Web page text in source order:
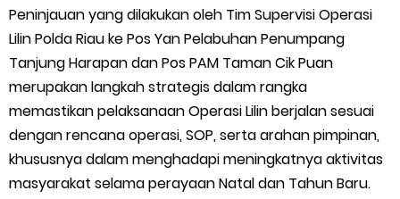
Peninjauan yang dilakukan oleh Tim Supervisi Operasi
Lilin Polda Riau ke Pos Yan Pelabuhan Penumpang
Tanjung Harapan dan Pos PAM Taman Cik Puan
merupakan langkah strategis dalam rangka
memastikan pelaksanaan Operasi Lilin berjalan sesuai
dengan rencana operasi, SOP, serta arahan pimpinan,
khususnya dalam menghadapi meningkatnya aktivitas
masyarakat selama perayaan Natal dan Tahun Baru.